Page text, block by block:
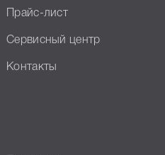
Прайс-лист
Сервисный центр
Контакты